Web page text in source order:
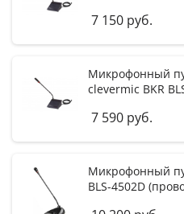
7 150 руб.
Микрофонный
clevermic BKR
7 590 руб.
Микрофонный
BLS-4502D